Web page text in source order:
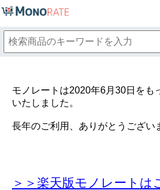
モノレートは2020年6月30日をも
いたしました。
長年のご利用、ありがとうござい
＞＞楽天版モノレートは